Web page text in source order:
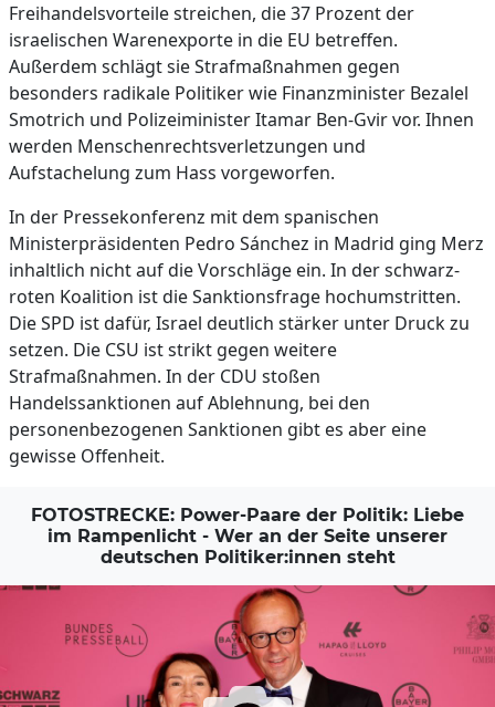
Freihandelsvorteile streichen, die 37 Prozent der
israelischen Warenexporte in die EU betreffen.
Außerdem schlägt sie Strafmaßnahmen gegen
besonders radikale Politiker wie Finanzminister Bezalel
Smotrich und Polizeiminister Itamar Ben-Gvir vor. Ihnen
werden Menschenrechtsverletzungen und
Aufstachelung zum Hass vorgeworfen.
In der Pressekonferenz mit dem spanischen
Ministerpräsidenten Pedro Sánchez in Madrid ging Merz
inhaltlich nicht auf die Vorschläge ein. In der schwarz-
roten Koalition ist die Sanktionsfrage hochumstritten.
Die SPD ist dafür, Israel deutlich stärker unter Druck zu
setzen. Die CSU ist strikt gegen weitere
Strafmaßnahmen. In der CDU stoßen
Handelssanktionen auf Ablehnung, bei den
personenbezogenen Sanktionen gibt es aber eine
gewisse Offenheit.
FOTOSTRECKE: Power-Paare der Politik: Liebe
im Rampenlicht - Wer an der Seite unserer
deutschen Politiker:innen steht